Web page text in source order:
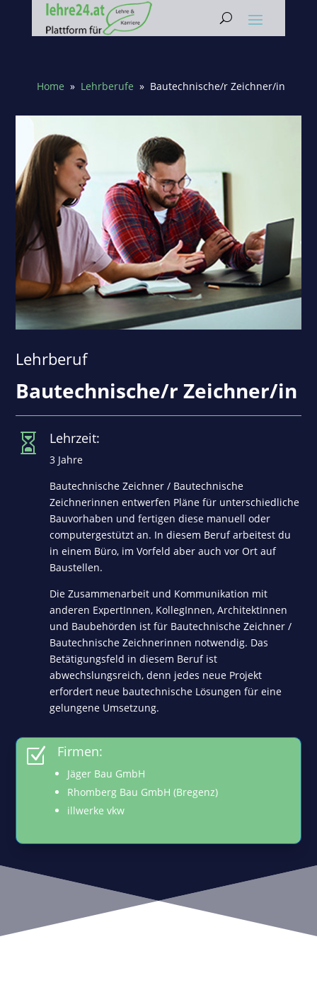
Home » Lehrberufe » Bautechnische/r Zeichner/in
Lehrberuf
Bautechnische/r Zeichner/in
 Lehrzeit:
3 Jahre
Bautechnische Zeichner / Bautechnische
Zeichnerinnen entwerfen Pläne für unterschiedliche
Bauvorhaben und fertigen diese manuell oder
computergestützt an. In diesem Beruf arbeitest du
in einem Büro, im Vorfeld aber auch vor Ort auf
Baustellen.
Die Zusammenarbeit und Kommunikation mit
anderen ExpertInnen, KollegInnen, ArchitektInnen
und Baubehörden ist für Bautechnische Zeichner /
Bautechnische Zeichnerinnen notwendig. Das
Betätigungsfeld in diesem Beruf ist
abwechslungsreich, denn jedes neue Projekt
erfordert neue bautechnische Lösungen für eine
gelungene Umsetzung.
Z Firmen:
Jäger Bau GmbH
Rhomberg Bau GmbH (Bregenz)
illwerke vkw